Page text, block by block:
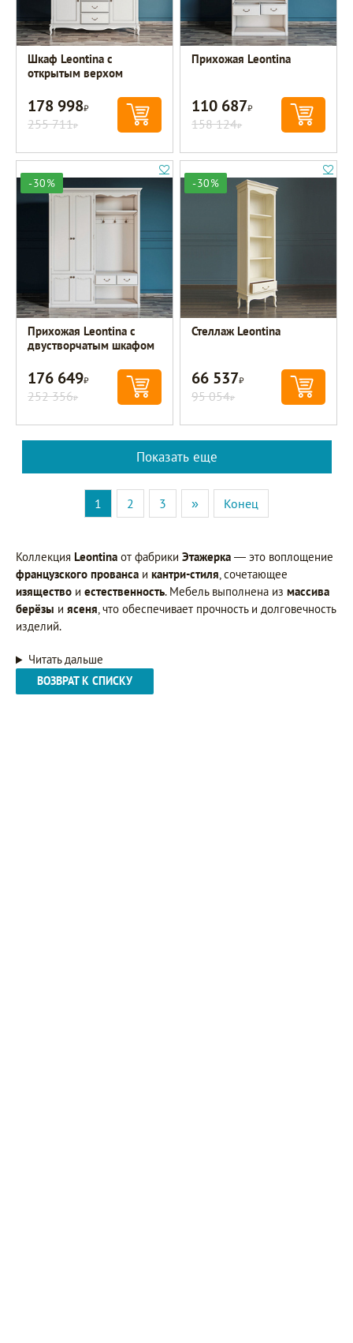
Шкаф Leontina с
открытым верхом
178 998Р
255 711Р
Прихожая Leontina
110 687Р
158 124Р
-30%
Прихожая Leontina с
двустворчатым шкафом
176 649Р
252 356Р
-30%
Стеллаж Leontina
66 537Р
95 054Р
Показать еще
1 2 3 » Конец
Коллекция Leontina от фабрики Этажерка — это воплощение
французского прованса и кантри-стиля, сочетающее
изящество и естественность. Мебель выполнена из массива
берёзы и ясеня, что обеспечивает прочность и долговечность
изделий.
Читать дальше
ВОЗВРАТ К СПИСКУ